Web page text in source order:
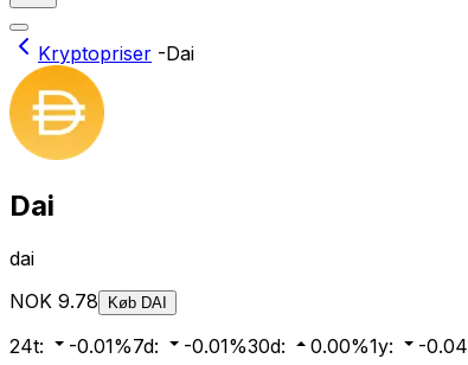
Kryptopriser -Dai
Dai
dai
NOK 9.78 Køb DAI
24t: -0.01%7d: -0.01%30d: 0.00%1y: -0.04